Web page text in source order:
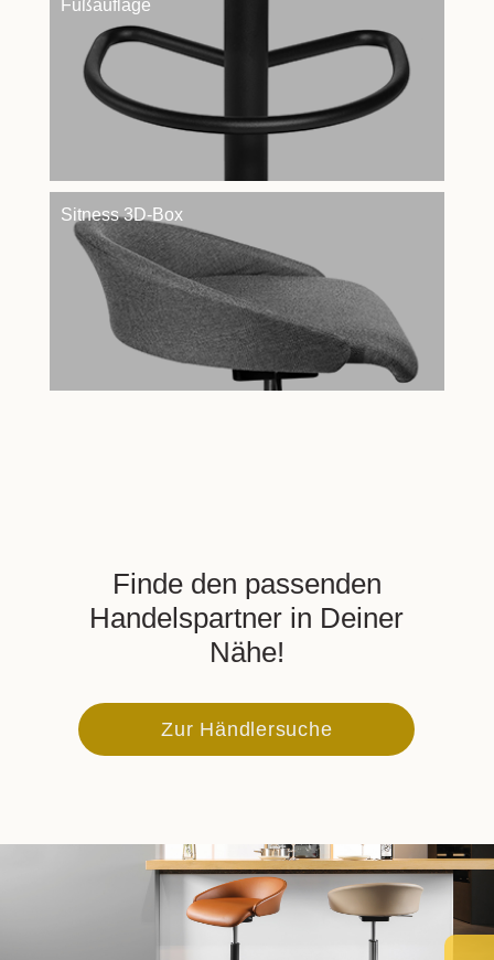
Fußauflage
Sitness 3D-Box
Finde den passenden
Handelspartner in Deiner
Nähe!
Zur Händlersuche